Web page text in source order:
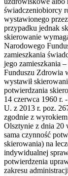
świadczeniobiorcy
wystawionego
przypadku jednak
skierowanie
Narodowego
zamieszkania
jego zamieszkania
Funduszu Zdrowia
wystawił
potwierdzania
14 czerwca 1960 r.
U. z 2013 r. poz.
zgodnie z
Olsztynie z dnia 20
sama czynność
skierowania) na
indywidualnej
potwierdzenia
zakresu